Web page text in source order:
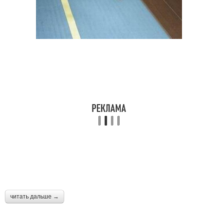
читать дальше →